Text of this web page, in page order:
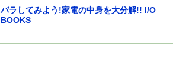
バラしてみよう!家電の中身を大分解!! I/O
BOOKS